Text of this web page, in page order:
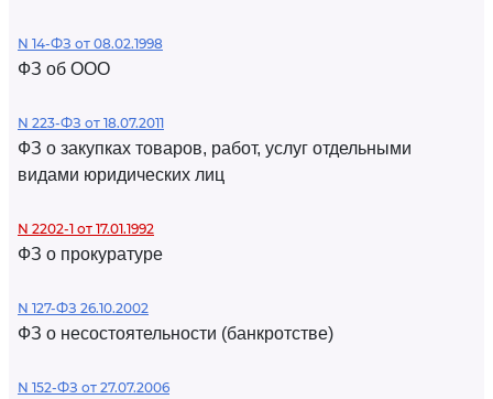
N 14-ФЗ от 08.02.1998
ФЗ об ООО
N 223-ФЗ от 18.07.2011
ФЗ о закупках товаров, работ, услуг отдельными
видами юридических лиц
N 2202-1 от 17.01.1992
ФЗ о прокуратуре
N 127-ФЗ 26.10.2002
ФЗ о несостоятельности (банкротстве)
N 152-ФЗ от 27.07.2006